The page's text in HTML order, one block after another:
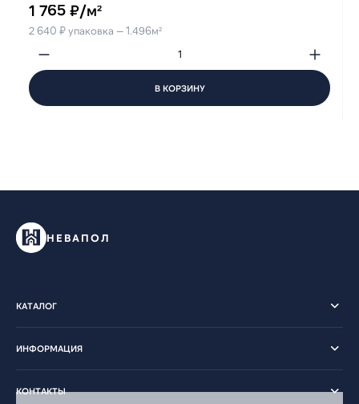
1 765 ₽/м²
2 640 ₽ упаковка — 1.496м²
В КОРЗИНУ
НЕВАПОЛ
КАТАЛОГ
ИНФОРМАЦИЯ
КОНТАКТЫ